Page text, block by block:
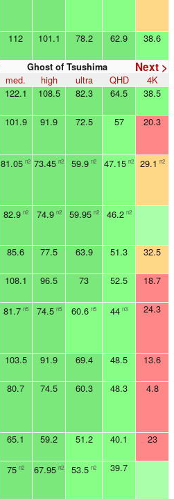
112 101.1 78.2 62.9 38.6
Next >
Ghost of Tsushima
med. high ultra QHD
4K
122.1 108.5 82.3 64.5 38.5
101.9 91.9 72.5 57 20.3
81.05 n2 73.45 n2 59.9 n2 47.15 n2 29.1 n2
82.9 n2 74.9 n2 59.95 n2 46.2 n2
85.6 77.5 63.9 51.3 32.5
108.1 96.5 73 52.5 18.7
81.7 n5 74.5 n5 60.6 n5 44 n3 24.3
103.5 91.9 69.4 48.5 13.6
80.7 74.5 60.3 48.3 4.8
65.1 59.2 51.2 40.1 23
75 n2 67.95 n2 53.5 n2 39.7